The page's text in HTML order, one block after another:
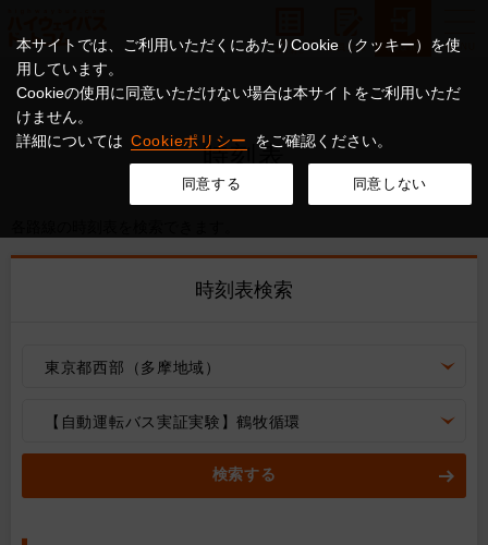
本サイトでは、ご利用いただくにあたりCookie（クッキー）を使
用しています。
Cookieの使用に同意いただけない場合は本サイトをご利用いただ
けません。
詳細については Cookieポリシー をご確認ください。
同意する 同意しない
時刻表
時刻表検索
東京都西部（多摩地域）
【自動運転バス実証実験】鶴牧循環
検索する